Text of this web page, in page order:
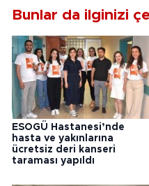
Bunlar da ilginizi
ESOGÜ Hastanesi’nde
hasta ve yakınlarına
ücretsiz deri kanseri
taraması yapıldı